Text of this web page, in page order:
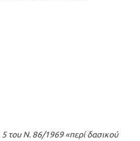
του Ν. 86/1969 «περί δασικού